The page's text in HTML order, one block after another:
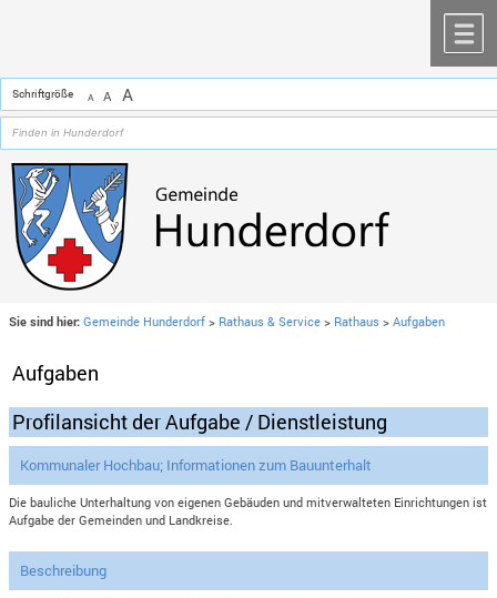
Schriftgröße A A A
Sie sind hier: Gemeinde Hunderdorf > Rathaus & Service > Rathaus >Aufgaben
Aufgaben
Profilansicht der Aufgabe / Dienstleistung
Kommunaler Hochbau; Informationen zum Bauunterhalt
Die bauliche Unterhaltung von eigenen Gebäuden und mitverwalteten Einrichtungen ist
Aufgabe der Gemeinden und Landkreise.
Beschreibung